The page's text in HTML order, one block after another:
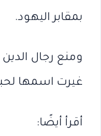
بمقابر اليهود.
ومنع رجال الدين
غيرت اسمها
أقرأ أيضًا: